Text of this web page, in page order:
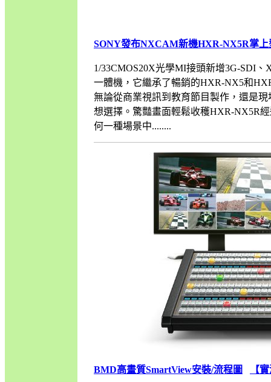
SONY發布NXCAM新機HXR-NX5R掌上
1/33CMOS20X光學MI接頭新增3G-SDI
一體機，它繼承了暢銷的HXR-NX5和
無論從商業視訊到教育節目製作，還是
想選擇。驚豔畫面輕鬆收穫HXR-NX5R
何一種場景中........
BMD高畫質SmartView安裝/流程圖 【